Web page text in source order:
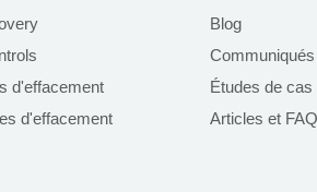
d'effacement
d'effacement
Blog
Études de cas
Articles et FAQ